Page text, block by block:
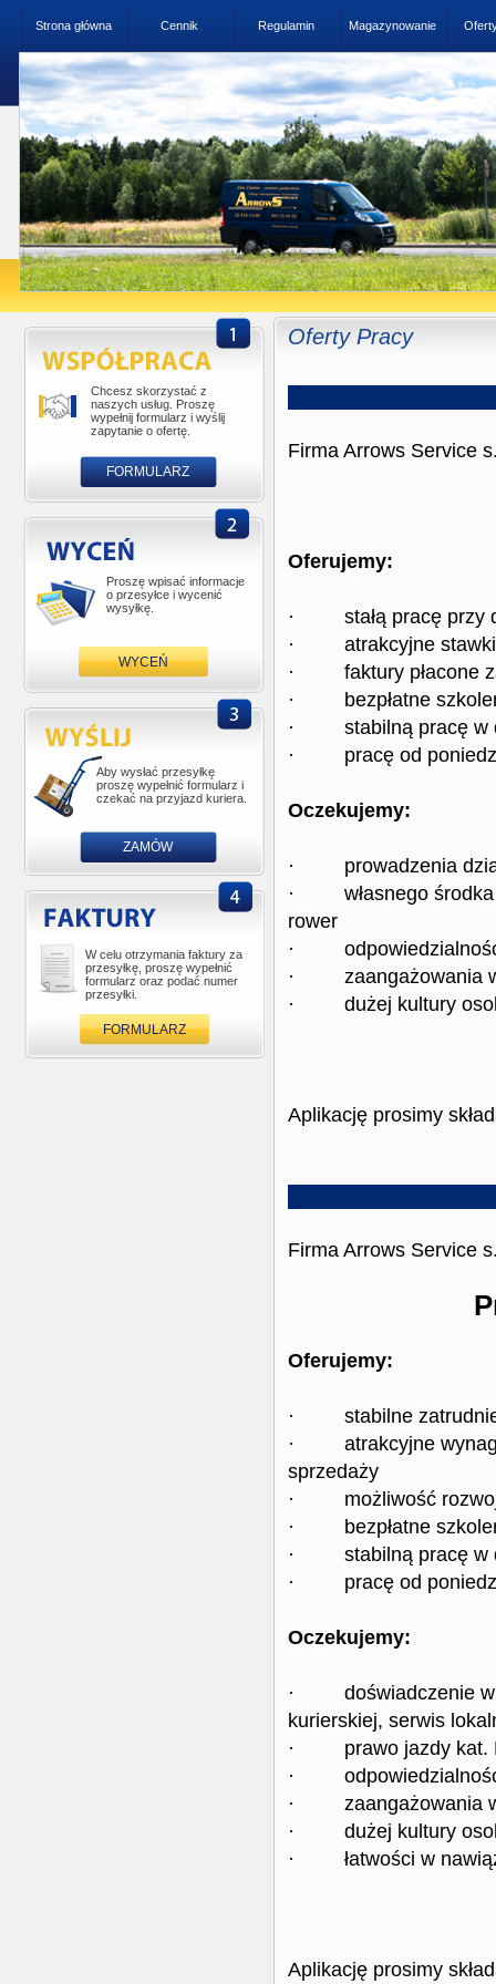
Strona główna Cennik Regulamin Magazynowanie
Chcesz skorzystać z
naszych usług. Proszę
wypełnij formularz i wyślij
zapytanie o ofertę.
FORMULARZ
Proszę wpisać informacje
o przesyłce i wycenić
wysyłkę.
WYCEŃ
Aby wysłać przesyłkę
proszę wypełnić formularz i
czekać na przyjazd kuriera.
ZAMÓW
W celu otrzymania faktury za
przesyłkę, proszę wypełnić
formularz oraz podać numer
przesyłki.
FORMULARZ
Oferty Pracy
Firma Arrows Service
Oferujemy:
· stałą pracę przy
· atrakcyjne stawki
· faktury płacone
· bezpłatne
· stabilną pracę w
· pracę od
Oczekujemy:
· prowadzenia
· własnego środka
rower
· odpowiedzialności
· zaangażowania w
· dużej kultury
Aplikację prosimy
Firma Arrows Service
Oferujemy:
· stabilne
· atrakcyjne
sprzedaży
· możliwość
· bezpłatne
· stabilną pracę w
· pracę od
Oczekujemy:
· doświadczenie w
kurierskiej, serwis
· prawo jazdy kat.
· odpowiedzialności
· zaangażowania w
· dużej kultury
· łatwości w
Aplikację prosimy